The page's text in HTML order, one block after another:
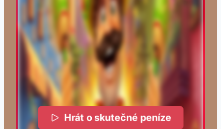
Hrát o skutečné peníze